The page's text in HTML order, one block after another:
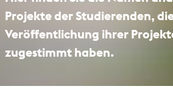
Projekte der Studierenden,
Veröffentlichung ihrer
zugestimmt haben.